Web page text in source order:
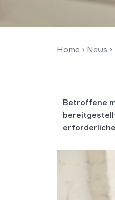
Home › News ›
Betroffene